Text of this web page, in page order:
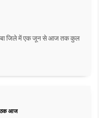
जिले में एक जून से आज तक कुल
बैठक आज